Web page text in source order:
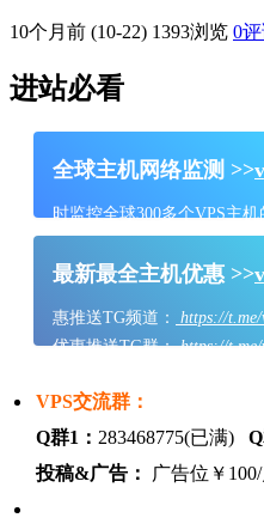
10个月前 (10-22) 1393浏览 0
进站必看
全球主机网络监测 >>
时监控全球300多个VPS主
最新最全主机优惠 >>
惠推送TG频道：
https://t.me/
优惠推送TG群：https://t.me/
VPS交流群：
Q群1： 283468775(已满)
投稿&广告：
广告位￥